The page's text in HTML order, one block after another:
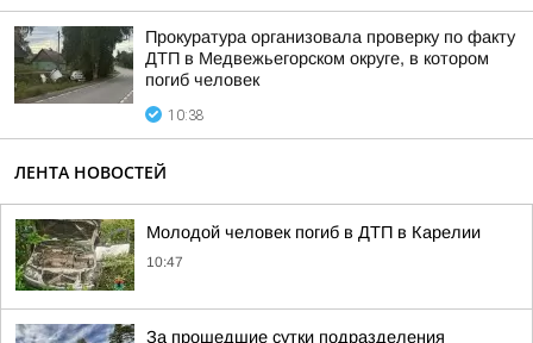
Прокуратура организовала проверку по факту
ДТП в Медвежьегорском округе, в котором
погиб человек
10:38
ЛЕНТА НОВОСТЕЙ
Молодой человек погиб в ДТП в Карелии
10:47
За прошедшие сутки подразделения